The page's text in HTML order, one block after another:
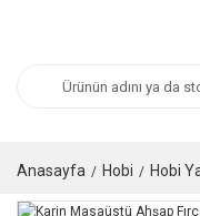
Anasayfa Hobi Hobi